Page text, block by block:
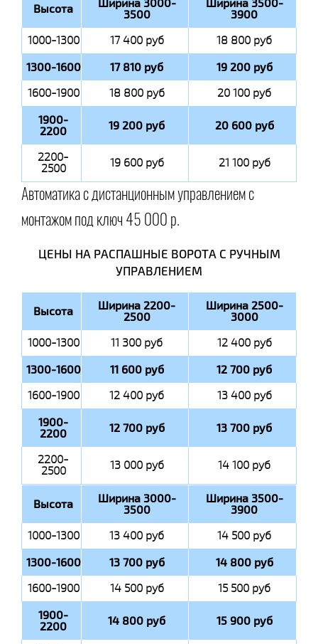
Высота 3500 3900
1000-1300 17 400 руб 18 800 руб
1300-1600 17 810 руб 19 200 руб
1600-1900 18 800 руб 20 100 руб
1900-
2200 19 200 руб 20 600 руб
2200-
2500 19 600 руб 21 100 руб
Автоматика с дистанционным управлением с
монтажом под ключ 45 000 р.
ЦЕНЫ НА РАСПАШНЫЕ ВОРОТА С РУЧНЫМ
УПРАВЛЕНИЕМ
Высота Ширина 2200-
2500
Ширина 2500-
3000
1000-1300 11 300 руб 12 400 руб
1300-1600 11 600 руб 12 700 руб
1600-1900 12 400 руб 13 400 руб
1900-
2200 12 700 руб 13 700 руб
2200-
2500 13 000 руб 14 100 руб
Высота Ширина 3000-
3500
Ширина 3500-
3900
1000-1300 13 400 руб 14 500 руб
1300-1600 13 700 руб 14 800 руб
1600-1900 14 500 руб 15 500 руб
1900-
2200 14 800 руб 15 900 руб